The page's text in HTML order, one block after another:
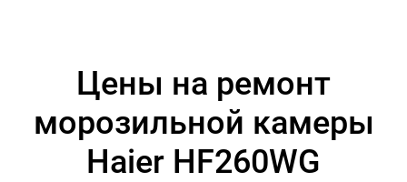
Цены на ремонт
морозильной камеры
Haier HF260WG